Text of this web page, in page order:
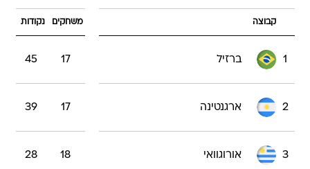
קבוצה משחקים נקודות
1 ברזיל 17
45
2 ארגנטינה 17
39
3 אורוגוואי 18
28